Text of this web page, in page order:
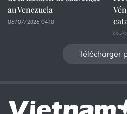
au Venezuela
06/07/2026 04:10
03/
Télécharger